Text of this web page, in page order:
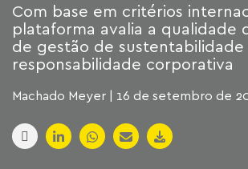
Com base em critérios
plataforma avalia a qualidade
de gestão de sustentabilidade
responsabilidade corporativa
Machado Meyer | 16 de setembro de